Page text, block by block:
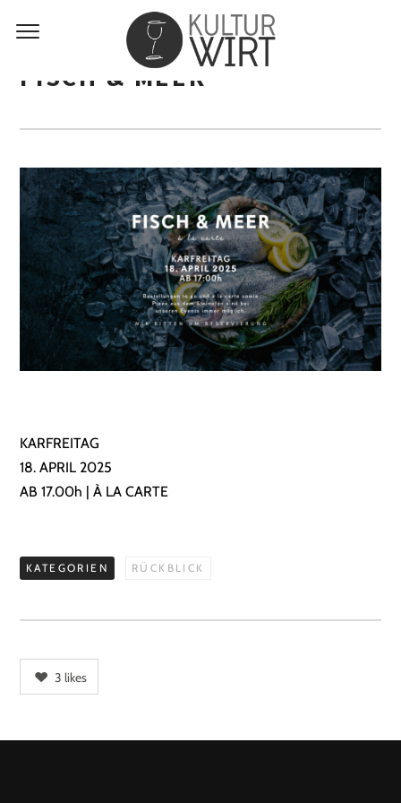
FISCH & MEER
KARFREITAG
18. APRIL 2025
AB 17.00h | À LA CARTE
KATEGORIEN RÜCKBLICK
3 likes